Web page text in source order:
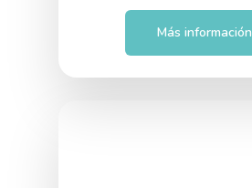
Más información